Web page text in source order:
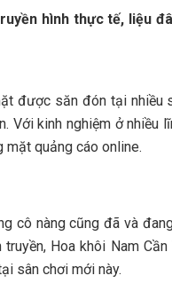
hình thực tế, liệu
được săn đón tại
kinh nghiệm ở nhiều
quảng cáo online.
cô nàng cũng đã và
Hoa khôi Nam
sân chơi mới này.